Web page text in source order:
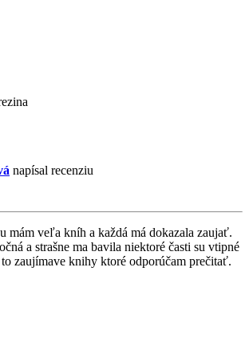
napísal recenziu
mám veľa kníh a každá má dokazala zaujať.
a strašne ma bavila niektoré časti su vtipné
to zaujímave knihy ktoré odporúčam prečitať.